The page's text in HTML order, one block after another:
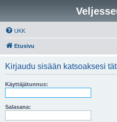
UKK
Etusivu
Kirjaudu sisään katsoaksesi
Käyttäjätunnus:
Salasana: